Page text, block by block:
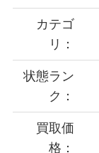
カテゴ
リ：
状態ラン
ク：
買取価
格：